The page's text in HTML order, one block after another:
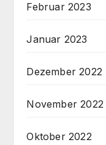
Februar 2023
Januar 2023
Dezember 2022
November 2022
Oktober 2022